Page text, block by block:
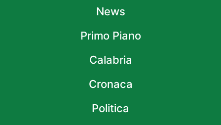
News
Primo Piano
Calabria
Cronaca
Politica